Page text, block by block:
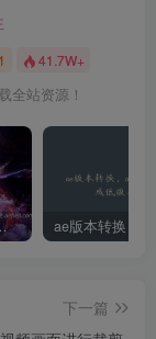
1 41.7W+
全站资源！
次做ppt怎么做
下一篇